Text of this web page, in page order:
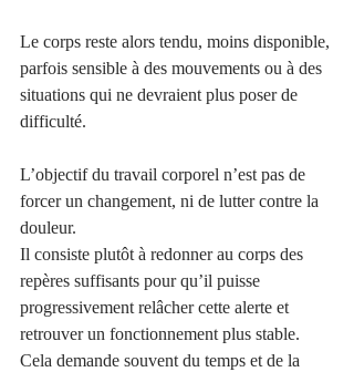
Le corps reste alors tendu, moins disponible,
parfois sensible à des mouvements ou à des
situations qui ne devraient plus poser de
difficulté.
L’objectif du travail corporel n’est pas de
forcer un changement, ni de lutter contre la
douleur.
Il consiste plutôt à redonner au corps des
repères suffisants pour qu’il puisse
progressivement relâcher cette alerte et
retrouver un fonctionnement plus stable.
Cela demande souvent du temps et de la